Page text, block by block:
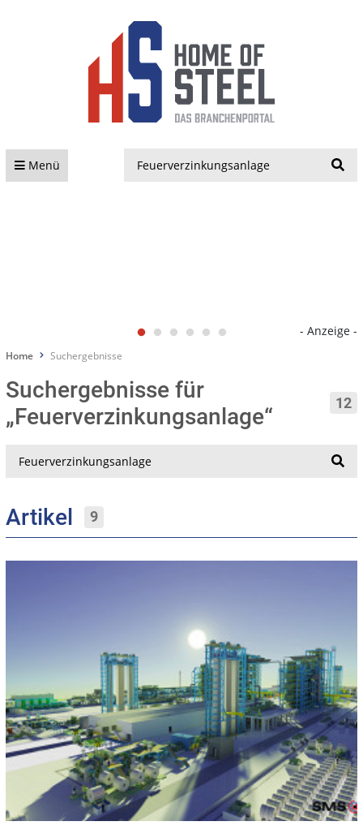
Menü
- Anzeige -
Home Suchergebnisse
Suchergebnisse für
„Feuerverzinkungsanlage“
12
Artikel 9